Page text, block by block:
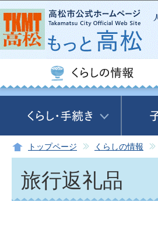
トップページ くらしの情報
旅行返礼品